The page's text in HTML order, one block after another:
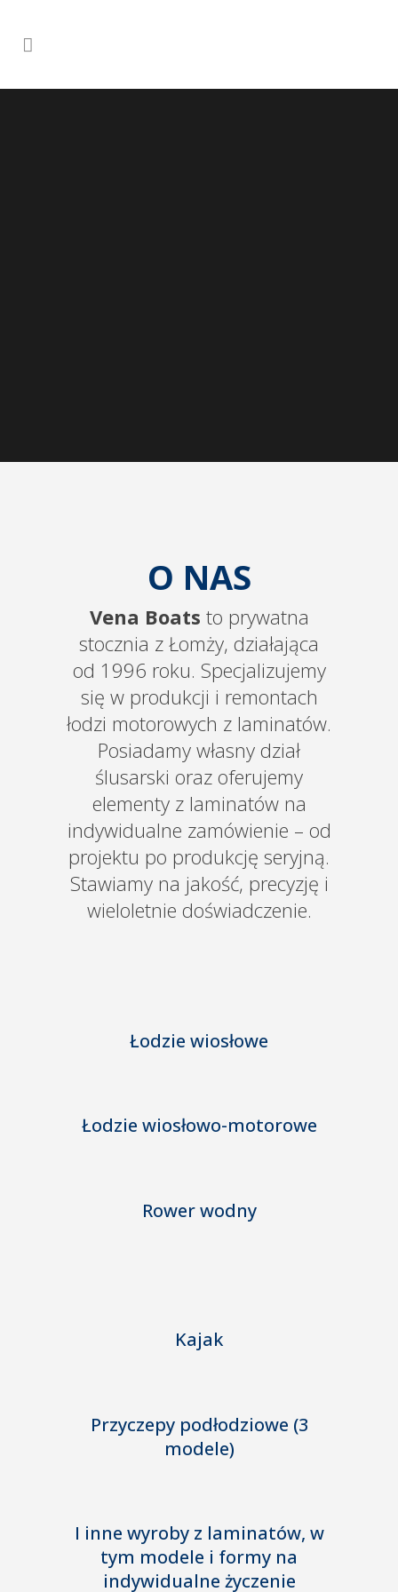
O NAS
Vena Boats to prywatna
stocznia z Łomży, działająca
od 1996 roku. Specjalizujemy
się w produkcji i remontach
łodzi motorowych z laminatów.
Posiadamy własny dział
ślusarski oraz oferujemy
elementy z laminatów na
indywidualne zamówienie – od
projektu po produkcję seryjną.
Stawiamy na jakość, precyzję i
wieloletnie doświadczenie.
Łodzie wiosłowe
Łodzie wiosłowo-motorowe
Rower wodny
Kajak
Przyczepy podłodziowe (3
modele)
I inne wyroby z laminatów, w
tym modele i formy na
indywidualne życzenie